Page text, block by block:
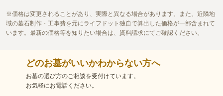
価格は変更されることがあり、実際と異なる場合があります。また、近隣地
域の墓石制作・工事費を元にライフドット独自で算出した価格が一部含まれて
います。最新の価格等を知りたい場合は、資料請求にてご確認ください。
どのお墓がいいかわからない方へ
お墓の選び方のご相談を受付けています。
お気軽にお電話ください。